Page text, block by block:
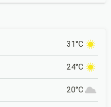
31°C
24°C
20°C